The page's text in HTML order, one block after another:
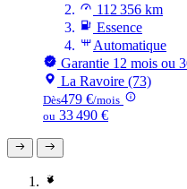
112 356 km
Essence
Automatique
Garantie 12 mois ou
La Ravoire (73)
Dès479 €/mois
ou 33 490 €